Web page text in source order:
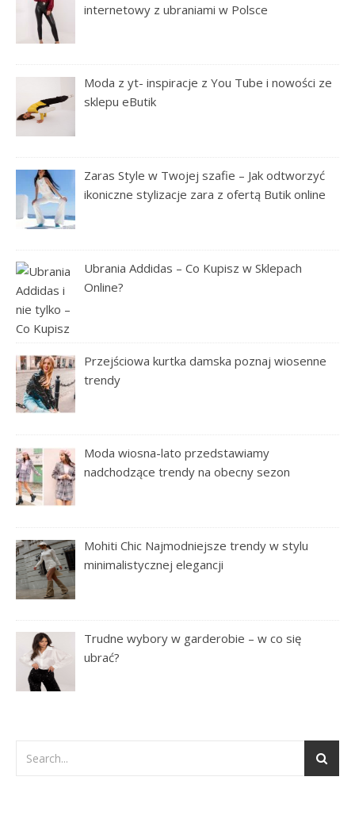
internetowy z ubraniami w Polsce
Moda z yt- inspiracje z You Tube i nowości ze
sklepu eButik
Zaras Style w Twojej szafie – Jak odtworzyć
ikoniczne stylizacje zara z ofertą Butik online
Ubrania Addidas – Co Kupisz w Sklepach
Online?
Przejściowa kurtka damska poznaj wiosenne
trendy
Moda wiosna-lato przedstawiamy
nadchodzące trendy na obecny sezon
Mohiti Chic Najmodniejsze trendy w stylu
minimalistycznej elegancji
Trudne wybory w garderobie – w co się
ubrać?